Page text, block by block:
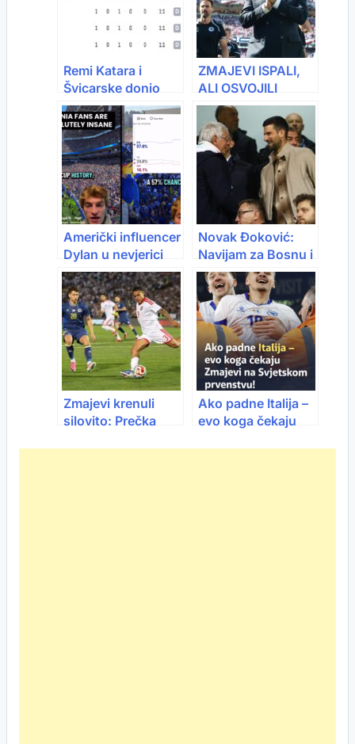
Remi Katara i
Švicarske donio
dobre vijesti za
Bosnu i
Hercegovinu
ZMAJEVI ISPALI,
ALI OSVOJILI
REGION: Evo šta
pišu mediji nakon
historijskog
nastupa BiH
Američki influencer
Dylan u nevjerici
zbog navijača BiH:
“Bosanci su
apsolutno ludi,
ovakvu atmosferu
svijet rijetko vidi!”
Novak Đoković:
Navijam za Bosnu i
Hercegovinu i
Hrvatsku na
Svjetskom
prvenstvu
Zmajevi krenuli
silovito: Prečka
Ako padne Italija –
evo koga čekaju